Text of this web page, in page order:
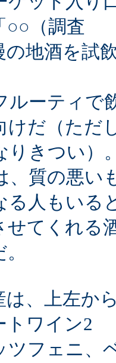
○○（調査
の地酒を試
ルーティで
けだ（ただ
りきつい）
、質の悪い
る人もいる
せてくれる
は、上左か
トワイン2
ツフェニ、